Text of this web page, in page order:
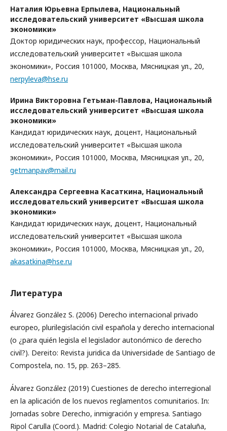
Наталия Юрьевна Ерпылева, Национальный
исследовательский университет «Высшая школа
экономики»
Доктор юридических наук, профессор, Национальный
исследовательский университет «Высшая школа
экономики», Россия 101000, Москва, Мясницкая ул., 20,
nerpyleva@hse.ru
Ирина Викторовна Гетьман-Павлова, Национальный
исследовательский университет «Высшая школа
экономики»
Кандидат юридических наук, доцент, Национальный
исследовательский университет «Высшая школа
экономики», Россия 101000, Москва, Мясницкая ул., 20,
getmanpav@mail.ru
Александра Сергеевна Касаткина, Национальный
исследовательский университет «Высшая школа
экономики»
Кандидат юридических наук, доцент, Национальный
исследовательский университет «Высшая школа
экономики», Россия 101000, Москва, Мясницкая ул., 20,
akasatkina@hse.ru
Литература
Álvarez González S. (2006) Derecho internacional privado
europeo, plurilegislación civil española y derecho internacional
(o ¿para quién legisla el legislador autonómico de derecho
civil?). Dereito: Revista juridica da Universidade de Santiago de
Compostela, no. 15, pp. 263–285.
Álvarez González (2019) Cuestiones de derecho interregional
en la aplicación de los nuevos reglamentos comunitarios. In:
Jornadas sobre Derecho, inmigración y empresa. Santiago
Ripol Carulla (Coord.). Madrid: Colegio Notarial de Cataluña,